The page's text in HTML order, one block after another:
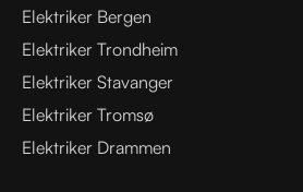
Elektriker Bergen
Elektriker Trondheim
Elektriker Stavanger
Elektriker Tromsø
Elektriker Drammen